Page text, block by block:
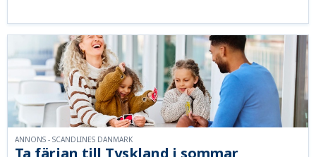
ANNONS - SCANDLINES DANMARK